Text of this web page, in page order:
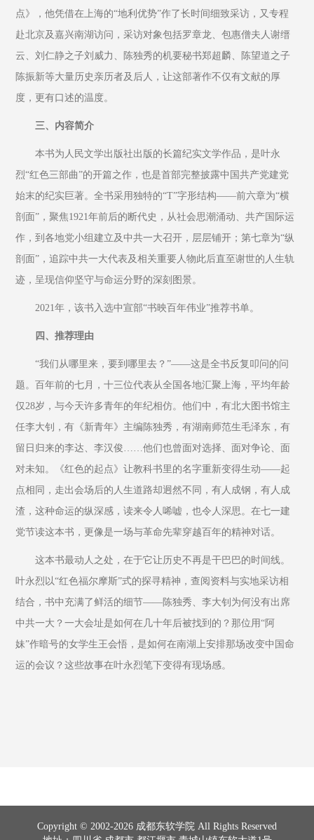
点》，他凭借在上海的“地利优势”作了长时间细致采访，又专程
赴北京及嘉兴南湖访问，采访对象包括罗章龙、包惠僧夫人谢缙
云、刘仁静之子刘威力、陈独秀的机要秘书郑超麟、陈望道之子
陈振新等大量历史亲历者及后人，让这部著作不仅有文献的厚
度，更有口述的温度。
三、内容简介
本书为人民文学出版社出版的长篇纪实文学作品，是叶永
烈“红色三部曲”的开篇之作，也是首部完整披露中国共产党建党
始末的纪实巨著。全书采用独特的“T”字形结构——前六章为“横
剖面”，聚焦1921年前后的断代史，从社会思潮涌动、共产国际运
作，到各地党小组建立及中共一大召开，层层铺开；第七章为“纵
剖面”，追踪中共一大代表及相关重要人物此后直至谢世的人生轨
迹，呈现信仰坚守与命运分野的深刻图景。
2021年，该书入选中宣部“书映百年伟业”推荐书单。
四、推荐理由
“我们从哪里来，要到哪里去？”——这是全书反复叩问的问
题。百年前的七月，十三位代表从全国各地汇聚上海，平均年龄
仅28岁，与今天许多青年的年纪相仿。他们中，有北大图书馆主
任李大钊，有《新青年》主编陈独秀，有湖南师范生毛泽东，有
留日归来的李达、李汉俊……他们也曾面对选择、面对争论、面
对未知。《红色的起点》让教科书里的名字重新变得生动——起
点相同，走出会场后的人生道路却迥然不同，有人成钢，有人成
渣，这种命运的纵深感，读来令人唏嘘，也令人深思。在七一建
党节读这本书，更像是一场与革命先辈穿越百年的精神对话。
这本书最动人之处，在于它让历史不再是干巴巴的时间线。
叶永烈以“红色福尔摩斯”式的探寻精神，查阅资料与实地采访相
结合，书中充满了鲜活的细节——陈独秀、李大钊为何没有出席
中共一大？一大会址是如何在几十年后被找到的？那位用“阿
妹”作暗号的女学生王会悟，是如何在南湖上安排那场改变中国命
运的会议？这些故事在叶永烈笔下变得有现场感。
Copyright © 2002-2026 成都东软学院 All Rights Reserved